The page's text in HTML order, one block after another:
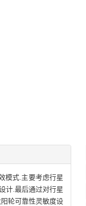
模式.主要考虑行星
计.最后通过对行星
轮可靠性灵敏度设